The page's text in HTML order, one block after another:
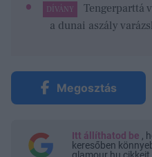
DÍVÁNY
Tengerparttá
a dunai aszály
Megosztás
Itt állíthatod be ,
keresőben